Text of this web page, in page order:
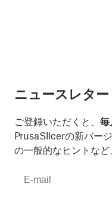
ニュースレター
ご登録いただくと、 毎
PrusaSlicerの新バー
の一般的なヒントなど